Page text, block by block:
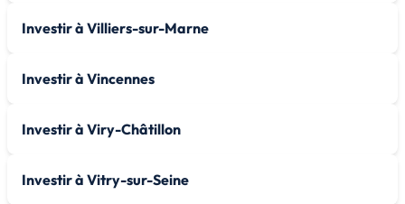
Investir à Villiers-sur-Marne
Investir à Vincennes
Investir à Viry-Châtillon
Investir à Vitry-sur-Seine